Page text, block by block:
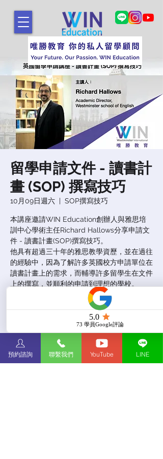
留學申請文件 - 讀書計
畫 (SOP) 撰寫技巧
10月09日週六
  |
SOP撰寫技巧
本講座邀請WIN Education創辦人與雅思培
訓中心學術主任Richard Hallows分享申請文
件 - 讀書計畫(SOP)撰寫技巧。
他具有超過三十年的雅思教學資歷，並在過往
的經驗中，因為了解許多英國校方申請單位在
讀書計畫上的需求，而輔導許多留學生在文件
上的撰寫，並順利的申請到理想的學校。
報名已截止
查看其他活動
預約諮詢 聯繫我們 YouTube LINE